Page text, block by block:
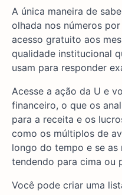
A única maneira de
olhada nos números
acesso gratuito aos
qualidade institucional
usam para responder
Acesse a ação da U e
financeiro, o que os
para a receita e os
como os múltiplos de
longo do tempo e se
tendendo para cima ou
Você pode criar uma